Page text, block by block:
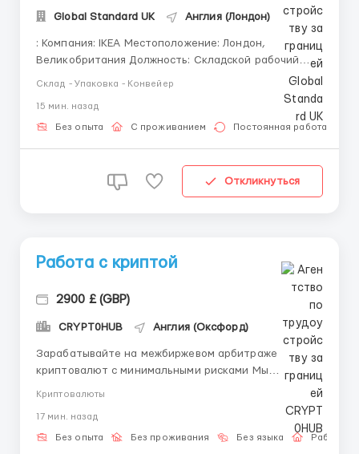
Global Standard UK Англия (Лондон)
: Компания: IKEA Местоположение: Лондон,
Великобритания Должность: Складской рабочий
месячный доход: £3100 График работы: Рабочие
дни:...
Склад - Упаковка - Конвейер
15 мин. назад
Без опыта С проживанием Постоянная работа
Откликнуться
Работа с криптой
2900 £ (GBP)
CRYPT0HUB Англия (Оксфорд)
Зарабатывайте на межбиржевом арбитраже
криптовалют с минимальными рисками Мы
чтобы вы могли быстро выйти на стабильный доход
без сложных финансовых знаний. Что делает нашу
программу уникальной? 1. Полная свобода действий
Криптовалюты
17 мин. назад
Без опыта Без проживания Без языка Работа